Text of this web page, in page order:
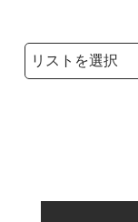
検索リストの選択